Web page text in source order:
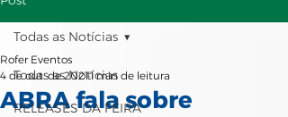
Todas as Notícias
RELEASES DA FEIRA
Todas as Notícias
ABRA fala sobre
Rofer Eventos
4 de out. de 20211 min de leitura